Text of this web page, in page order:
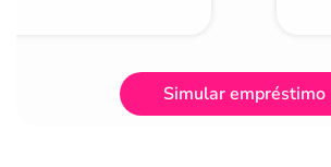
Simular empréstimo